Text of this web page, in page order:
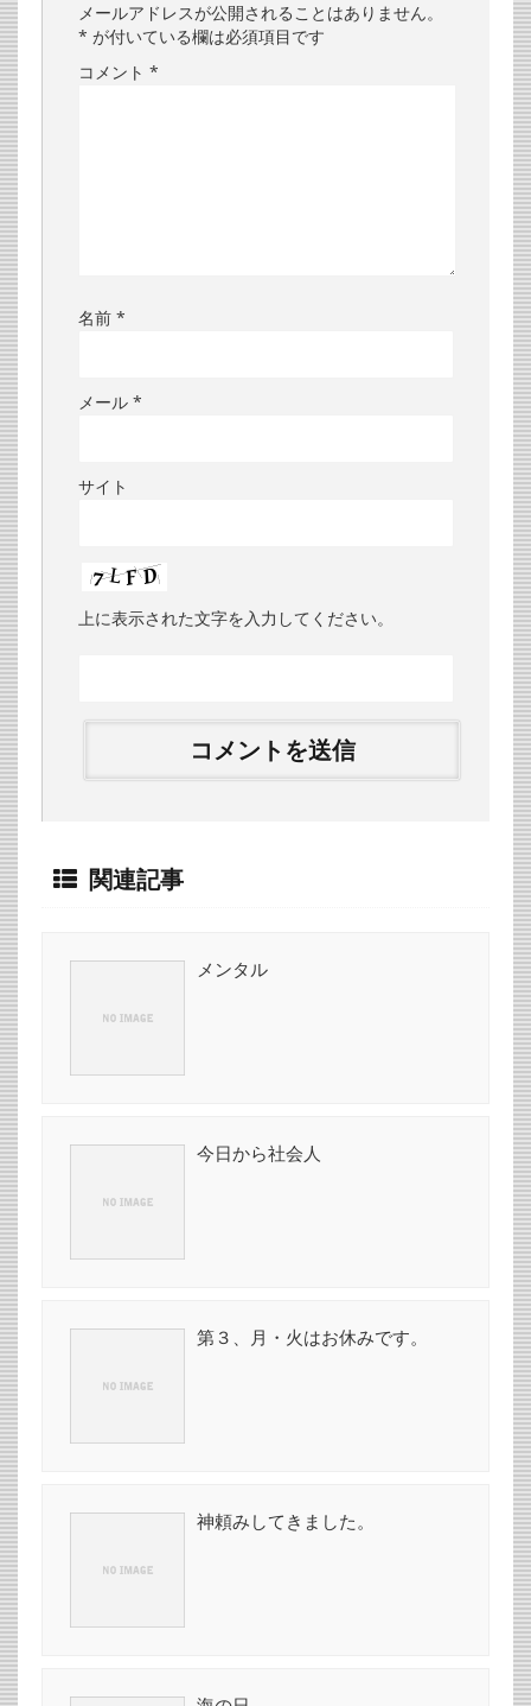
メールアドレスが公開されることはありません。
* が付いている欄は必須項目です
コメント *
名前 *
メール *
サイト
上に表示された文字を入力してください。
関連記事
メンタル
今日から社会人
第３、月・火はお休みです。
神頼みしてきました。